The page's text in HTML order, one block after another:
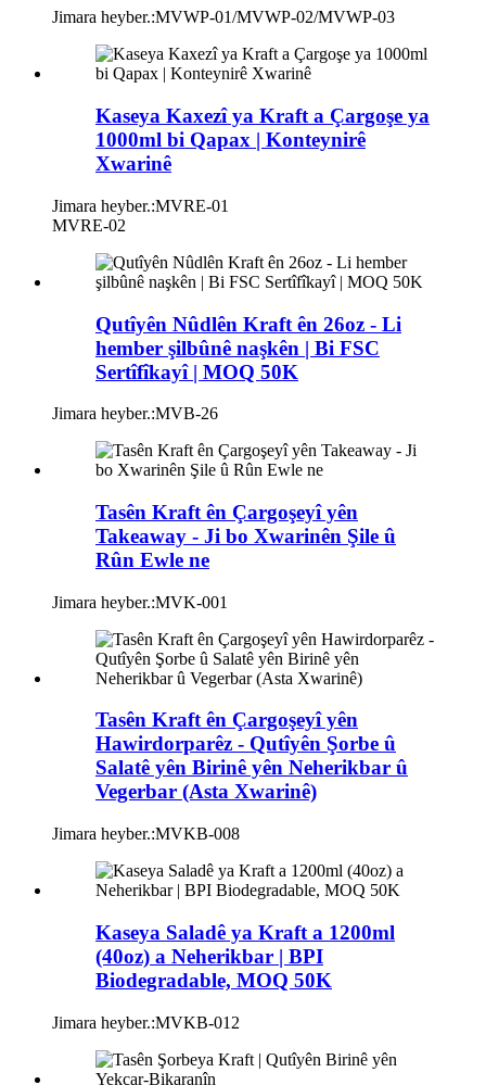
Jimara heyber.:MVWP-01/MVWP-02/MVWP-03
Kaseya Kaxezî ya Kraft a Çargoşe ya
1000ml bi Qapax | Konteynirê
Xwarinê
Jimara heyber.:MVRE-01
MVRE-02
Qutîyên Nûdlên Kraft ên 26oz - Li
hember şilbûnê naşkên | Bi FSC
Sertîfîkayî | MOQ 50K
Jimara heyber.:MVB-26
Tasên Kraft ên Çargoşeyî yên
Takeaway - Ji bo Xwarinên Şile û
Rûn Ewle ne
Jimara heyber.:MVK-001
Tasên Kraft ên Çargoşeyî yên
Hawirdorparêz - Qutîyên Şorbe û
Salatê yên Birinê yên Neherikbar û
Vegerbar (Asta Xwarinê)
Jimara heyber.:MVKB-008
Kaseya Saladê ya Kraft a 1200ml
(40oz) a Neherikbar | BPI
Biodegradable, MOQ 50K
Jimara heyber.:MVKB-012